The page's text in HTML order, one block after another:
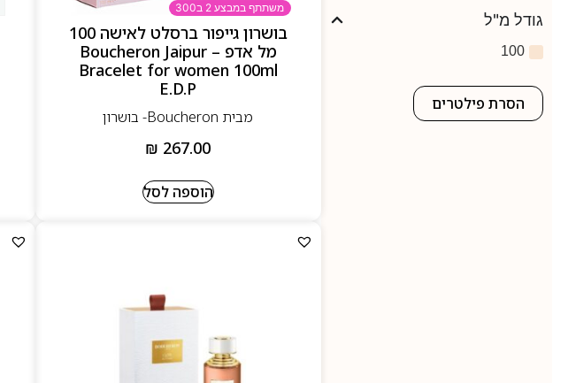
גודל מ"ל
100
הסרת פילטרים
משתתף במבצע 2 ב300
בושרון גייפור ברסלט לאישה 100
מל אדפ – Boucheron Jaipur
Bracelet for women 100ml
E.D.P
מבית Boucheron- בושרון
₪ 267.00
הוספה לסל